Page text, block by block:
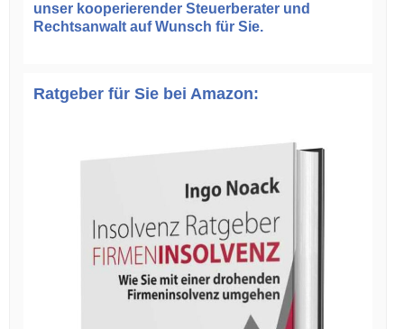
unser kooperierender Steuerberater und
Rechtsanwalt auf Wunsch für Sie.
Ratgeber für Sie bei Amazon: